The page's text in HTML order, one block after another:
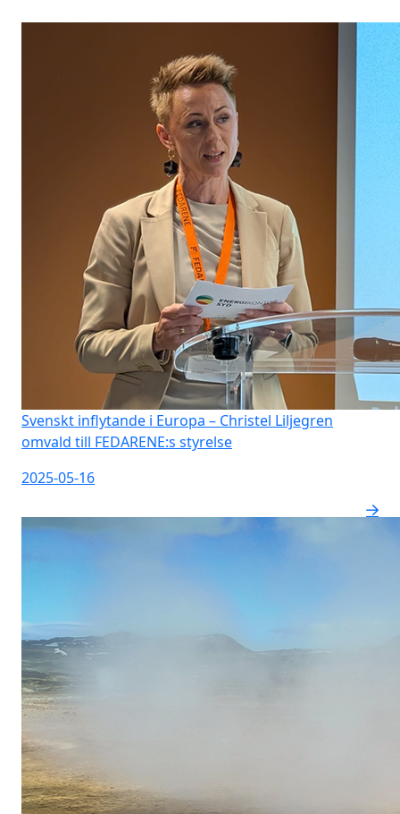
Svenskt inflytande i Europa – Christel Liljegren
omvald till FEDARENE:s styrelse
2025-05-16